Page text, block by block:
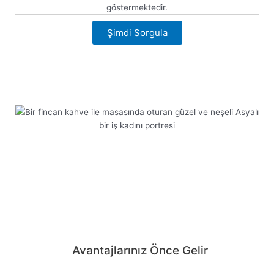
göstermektedir.
Şimdi Sorgula
Avantajlarınız Önce Gelir